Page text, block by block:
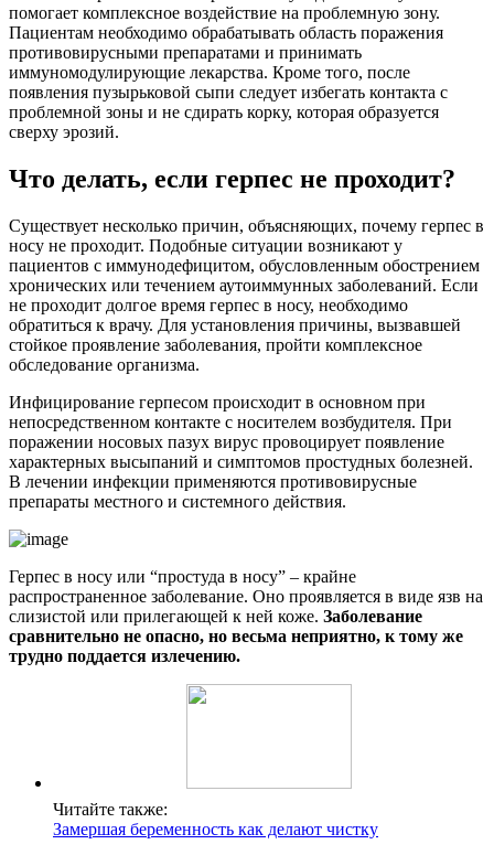
помогает комплексное воздействие на проблемную зону.
Пациентам необходимо обрабатывать область поражения
противовирусными препаратами и принимать
иммуномодулирующие лекарства. Кроме того, после
появления пузырьковой сыпи следует избегать контакта с
проблемной зоны и не сдирать корку, которая образуется
сверху эрозий.
Что делать, если герпес не проходит?
Существует несколько причин, объясняющих, почему герпес в
носу не проходит. Подобные ситуации возникают у
пациентов с иммунодефицитом, обусловленным обострением
хронических или течением аутоиммунных заболеваний. Если
не проходит долгое время герпес в носу, необходимо
обратиться к врачу. Для установления причины, вызвавшей
стойкое проявление заболевания, пройти комплексное
обследование организма.
Инфицирование герпесом происходит в основном при
непосредственном контакте с носителем возбудителя. При
поражении носовых пазух вирус провоцирует появление
характерных высыпаний и симптомов простудных болезней.
В лечении инфекции применяются противовирусные
препараты местного и системного действия.
Герпес в носу или “простуда в носу” – крайне
распространенное заболевание. Оно проявляется в виде язв на
слизистой или прилегающей к ней коже. Заболевание
сравнительно не опасно, но весьма неприятно, к тому же
трудно поддается излечению.
Читайте также:
Замершая беременность как делают чистку